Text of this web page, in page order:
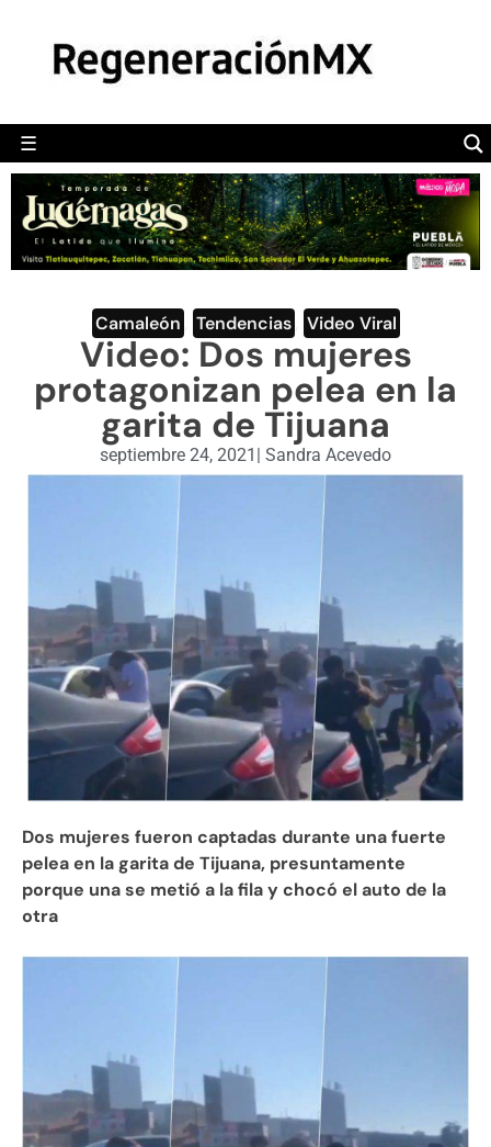
☰
POLÍTICA
CAMALEÓN
OPINIÓN
DEPORTES
ENGLISH SECTION
VIDEOS
Camaleón Tendencias Video Viral
Video: Dos mujeres
protagonizan pelea en la
garita de Tijuana
septiembre 24, 2021 | Sandra Acevedo
Dos mujeres fueron captadas durante una fuerte
pelea en la garita de Tijuana, presuntamente
porque una se metió a la fila y chocó el auto de la
otra